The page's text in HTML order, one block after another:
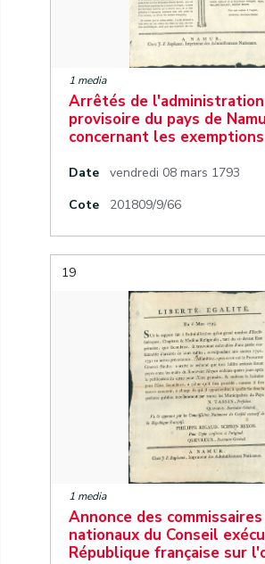
1 media
Arrêtés de l'administration
provisoire du pays de
concernant les
Date
vendredi 08 mars 1793
Cote
201809/9/66
19
1 media
Annonce des commissaires
nationaux du Conseil
République française sur